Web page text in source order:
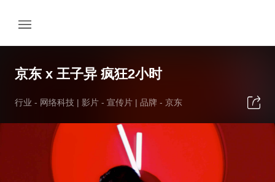
京东 x 王子异 疯狂2小时
行业 - 网络科技 | 影片 - 宣传片 | 品牌 - 京东